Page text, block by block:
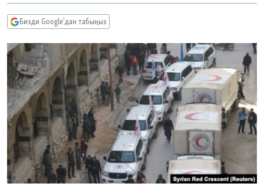
ЭКСПЕРТТЕР ТАЛДАЙТ
БИЗ ЖАНА ДҮЙНӨ
ДАНИСТЕ
ЭЖЕ-СИҢДИЛЕР
АЗАТТЫК+
ЫҢГАЙСЫЗ СУРООЛОР
ӨЗГӨЧӨ ПИКИР
Русский
ОНЛАЙН ШЕРИНЕ
ЭЕ/АРнун бардык сайттары
Бизди Google'дан табыңыз